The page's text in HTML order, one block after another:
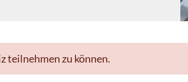
teilnehmen zu können.